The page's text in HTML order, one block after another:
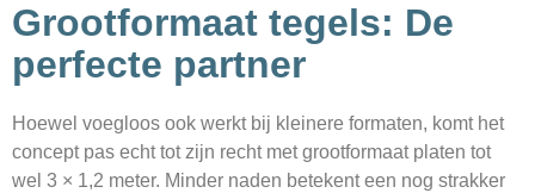
Grootformaat tegels: De
perfecte partner
Hoewel voegloos ook werkt bij kleinere formaten, komt het
concept pas echt tot zijn recht met grootformaat platen tot
wel 3 × 1,2 meter. Minder naden betekent een nog strakker